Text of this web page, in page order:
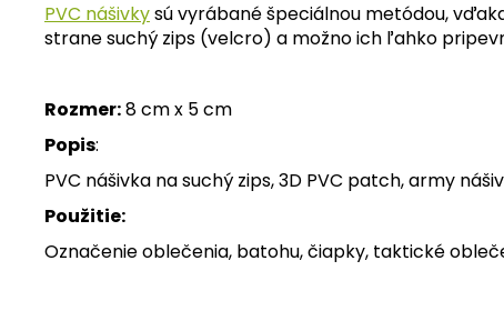
PVC nášivkysú vyrábané špeciálnou metódou,
strane suchý zips (velcro) a možno ich ľahko
Rozmer:8 cm x 5 cm
Popis:
PVC nášivka na suchý zips, 3D PVC patch, army
Použitie:
Označenie oblečenia, batohu, čiapky, taktické